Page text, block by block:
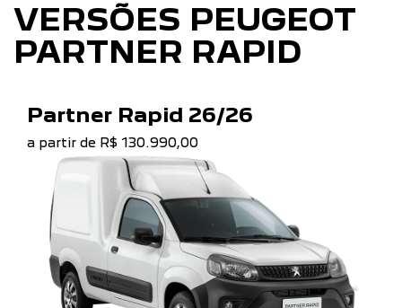
VERSÕES PEUGEOT
PARTNER RAPID
Partner Rapid 26/26
a partir de R$ 130.990,00